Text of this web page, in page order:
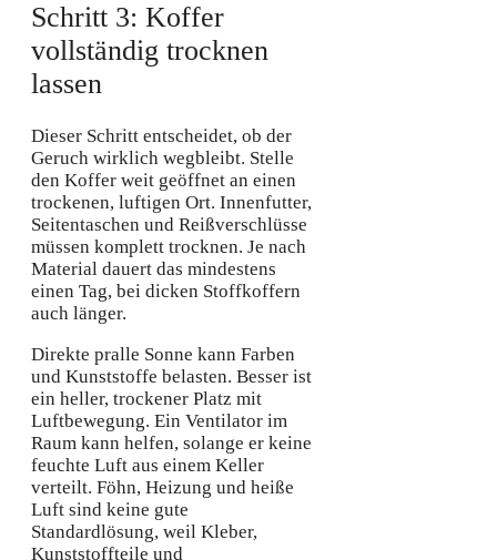
Schritt 3: Koffer
vollständig trocknen
lassen
Dieser Schritt entscheidet, ob der
Geruch wirklich wegbleibt. Stelle
den Koffer weit geöffnet an einen
trockenen, luftigen Ort. Innenfutter,
Seitentaschen und Reißverschlüsse
müssen komplett trocknen. Je nach
Material dauert das mindestens
einen Tag, bei dicken Stoffkoffern
auch länger.
Direkte pralle Sonne kann Farben
und Kunststoffe belasten. Besser ist
ein heller, trockener Platz mit
Luftbewegung. Ein Ventilator im
Raum kann helfen, solange er keine
feuchte Luft aus einem Keller
verteilt. Föhn, Heizung und heiße
Luft sind keine gute
Standardlösung, weil Kleber,
Kunststoffteile und